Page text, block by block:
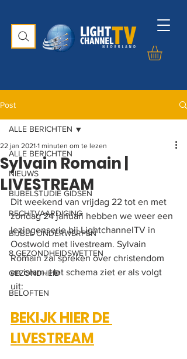
Post
ALLE BERICHTEN
NIEUWS
BIJBELSTUDIE GIDSEN
RECHTVAARDIGING
BIJBEL ONDERWERPEN
8 GEZONDHEIDSWETTEN
GEZONDHEID
BELOFTEN
ALLE BERICHTEN
Sylvain Romain |
LIVESTREAM
22 jan 2021 1 minuten om te lezen
Dit weekend van vrijdag 22 tot en met
zondag 24 januari hebben we weer een
lezingenserie bij LightchannelTV in
Oostwold met livestream. Sylvain
Romain zal spreken over christendom
en islam. Het schema ziet er als volgt
uit:
BEKIJK HIER DE
LIVESTREAM